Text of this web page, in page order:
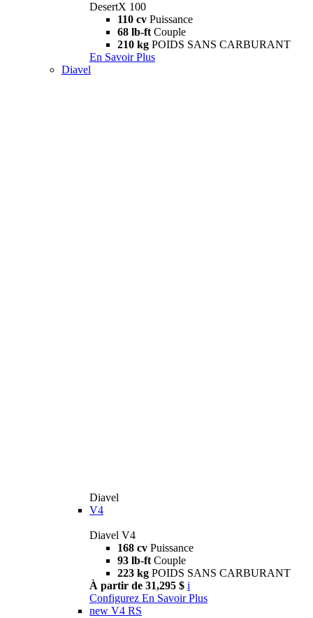
DesertX 100
110 cv Puissance
68 lb-ft Couple
210 kg POIDS SANS CARBURANT
En Savoir Plus
Diavel
Diavel
V4
Diavel V4
168 cv Puissance
93 lb-ft Couple
223 kg POIDS SANS CARBURANT
À partir de 31,295 $ i
Configurez En Savoir Plus
new V4 RS